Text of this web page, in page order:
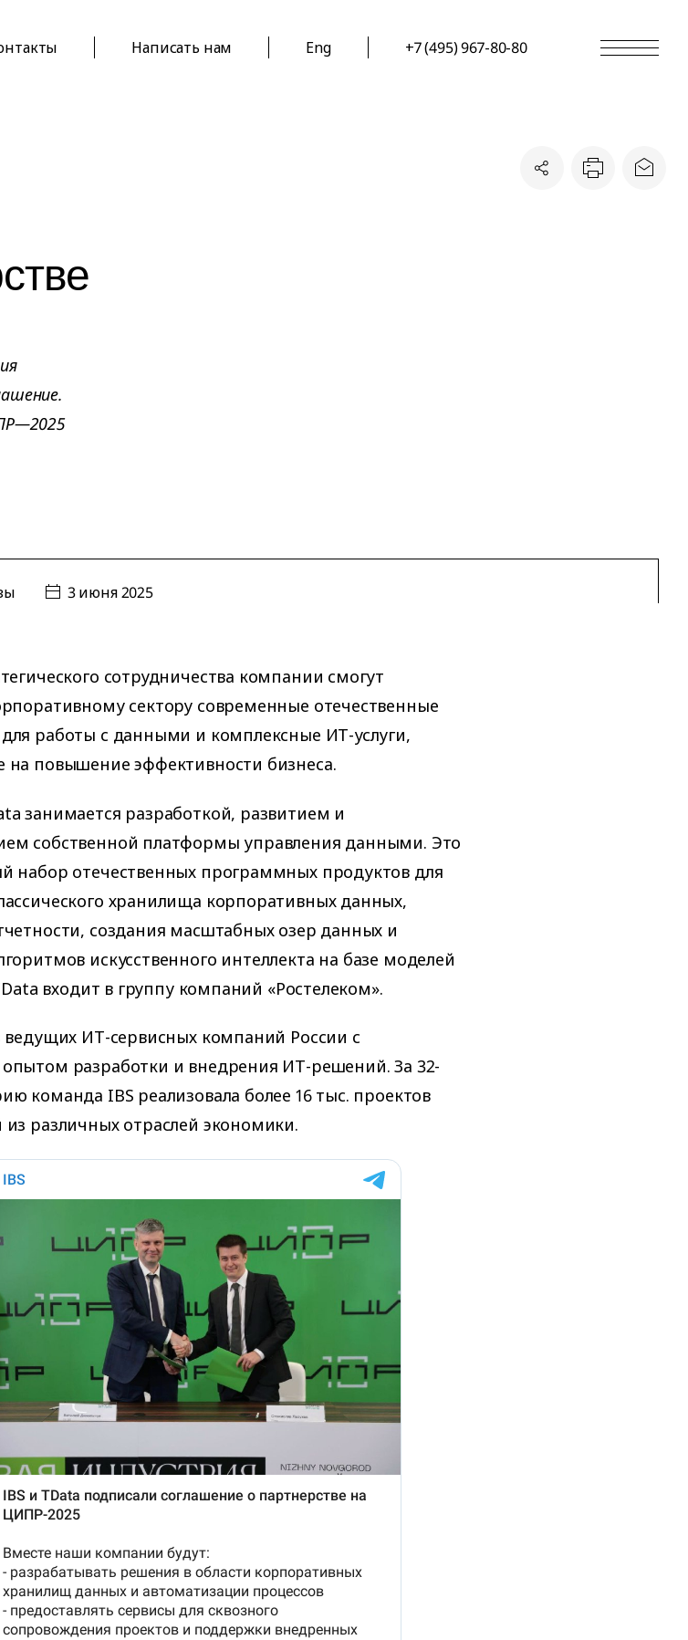
Написать нам Eng +7 (495) 967-80-80
3 июня 2025
сотрудничества компании смогут
сектору современные отечественные
работы с данными и комплексные ИТ-услуги,
на повышение эффективности бизнеса.
занимается разработкой, развитием и
собственной платформы управления данными. Это
набор отечественных программных продуктов для
хранилища корпоративных данных,
создания масштабных озер данных и
искусственного интеллекта на базе моделей
входит в группу компаний «Ростелеком».
ИТ-сервисных компаний России с
разработки и внедрения ИТ-решений. За 32-
команда IBS реализовала более 16 тыс. проектов
различных отраслей экономики.